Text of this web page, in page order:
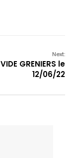
Next:
GRENIERS le
12/06/22